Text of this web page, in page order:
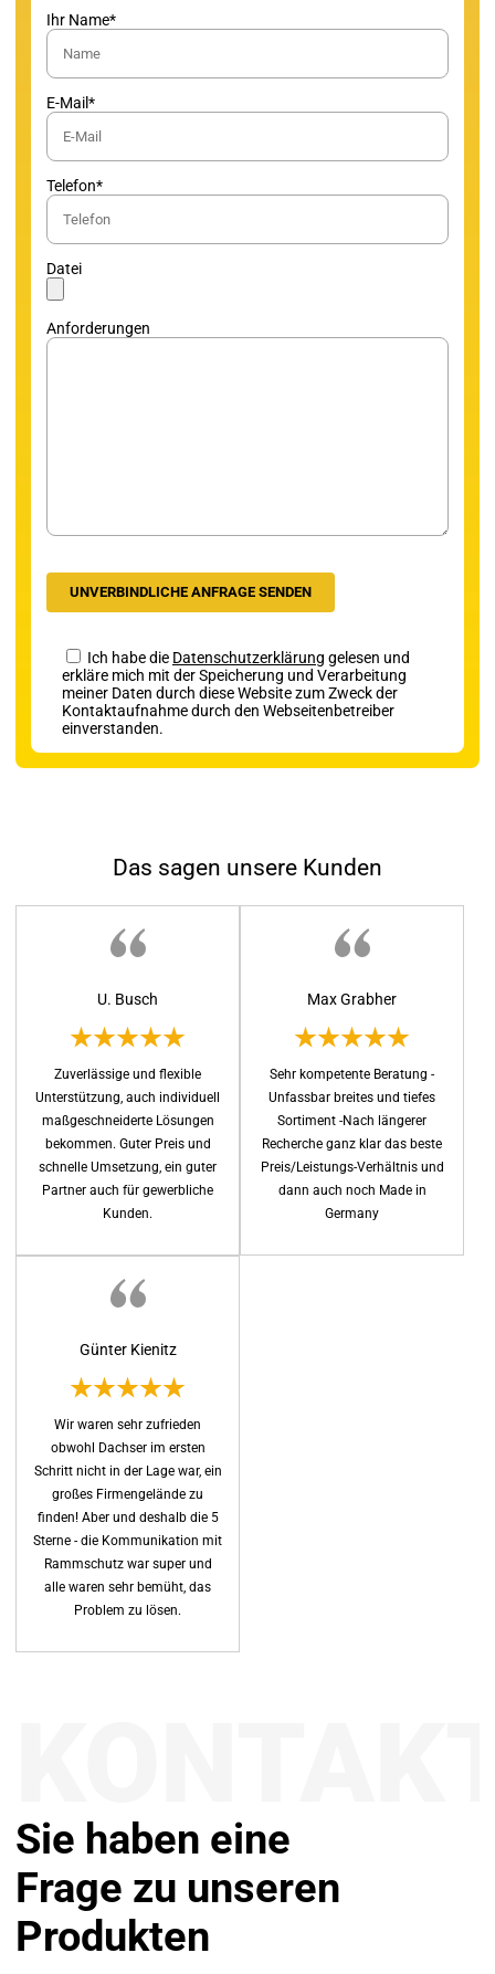
Ihr Name*
E-Mail*
Telefon*
Datei
Anforderungen
Ich habe die Datenschutzerklärung gelesen und
erkläre mich mit der Speicherung und Verarbeitung
meiner Daten durch diese Website zum Zweck der
Kontaktaufnahme durch den Webseitenbetreiber
einverstanden.
Das sagen unsere Kunden
U. Busch
Zuverlässige und flexible
Unterstützung, auch individuell
maßgeschneiderte Lösungen
bekommen. Guter Preis und
schnelle Umsetzung, ein guter
Partner auch für gewerbliche
Kunden.
Max Grabher
Sehr kompetente Beratung -
Unfassbar breites und tiefes
Sortiment -Nach längerer
Recherche ganz klar das beste
Preis/Leistungs-Verhältnis und
dann auch noch Made in
Germany
Günter Kienitz
Wir waren sehr zufrieden
obwohl Dachser im ersten
Schritt nicht in der Lage war, ein
großes Firmengelände zu
finden! Aber und deshalb die 5
Sterne - die Kommunikation mit
Rammschutz war super und
alle waren sehr bemüht, das
Problem zu lösen.
Sie haben eine
Frage zu unseren
Produkten